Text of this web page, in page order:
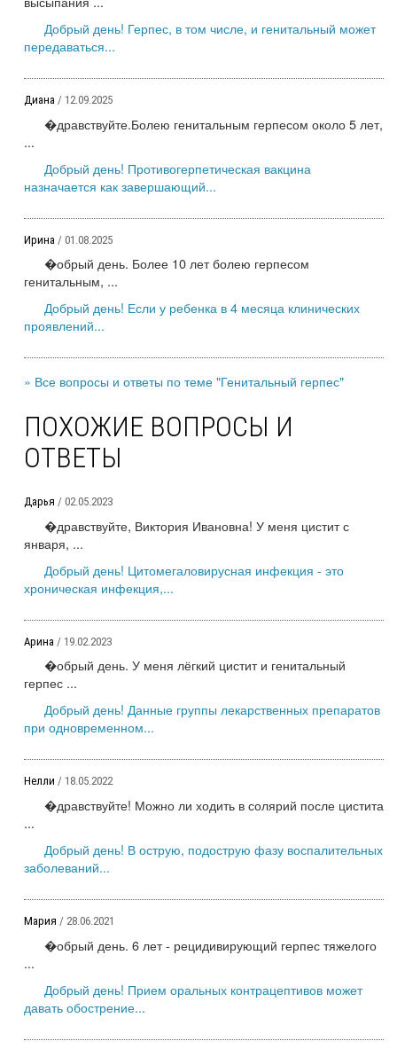
Добрый день! Герпес, в том числе, и генитальный может
передаваться...
Диана / 12.09.2025
�дравствуйте.Болею генитальным герпесом около 5 лет,
...
Добрый день! Противогерпетическая вакцина
назначается как завершающий...
Ирина / 01.08.2025
�обрый день. Более 10 лет болею герпесом
генитальным, ...
Добрый день! Если у ребенка в 4 месяца клинических
проявлений...
» Все вопросы и ответы по теме "Генитальный герпес"
ПОХОЖИЕ ВОПРОСЫ И
ОТВЕТЫ
Дарья / 02.05.2023
�дравствуйте, Виктория Ивановна! У меня цистит с
января, ...
Добрый день! Цитомегаловирусная инфекция - это
хроническая инфекция,...
Арина / 19.02.2023
�обрый день. У меня лёгкий цистит и генитальный
герпес ...
Добрый день! Данные группы лекарственных препаратов
при одновременном...
Нелли / 18.05.2022
�дравствуйте! Можно ли ходить в солярий после цистита
...
Добрый день! В острую, подострую фазу воспалительных
заболеваний...
Мария / 28.06.2021
�обрый день. 6 лет - рецидивирующий герпес тяжелого
...
Добрый день! Прием оральных контрацептивов может
давать обострение...